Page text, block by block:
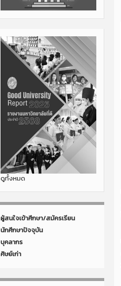
ดูทั้งหมด
ผู้สนใจเข้าศึกษา/สมัครเรียน
นักศึกษาปัจจุบัน
บุคลากร
ศิษย์เก่า